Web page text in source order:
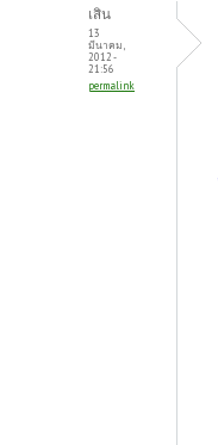
เสิน
13
มีนาคม,
2012 -
21:56
permalink